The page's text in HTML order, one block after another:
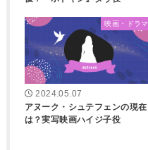
映画・ドラマ
2024.05.07
アヌーク・シュテフェンの現在
は？実写映画ハイジ子役